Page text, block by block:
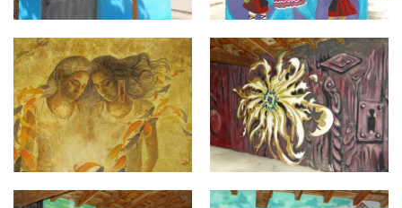
Exkerekotxa2.jpg Trokoniz0029.jpg
Trokoniz0027.jpg Trokoniz0026.jpg